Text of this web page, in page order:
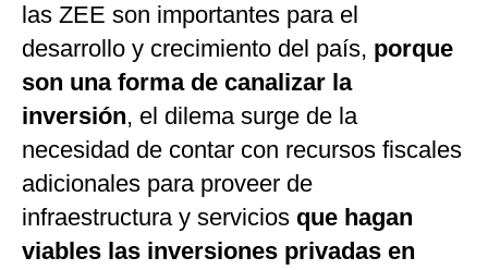
las ZEE son importantes para el
desarrollo y crecimiento del país, porque
son una forma de canalizar la
inversión, el dilema surge de la
necesidad de contar con recursos fiscales
adicionales para proveer de
infraestructura y servicios que hagan
viables las inversiones privadas en